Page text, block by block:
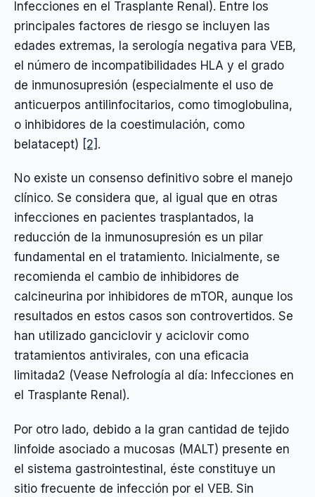
Infecciones en el Trasplante Renal). Entre los
principales factores de riesgo se incluyen las
edades extremas, la serología negativa para VEB,
el número de incompatibilidades HLA y el grado
de inmunosupresión (especialmente el uso de
anticuerpos antilinfocitarios, como timoglobulina,
o inhibidores de la coestimulación, como
belatacept) [2] .
No existe un consenso definitivo sobre el manejo
clínico. Se considera que, al igual que en otras
infecciones en pacientes trasplantados, la
reducción de la inmunosupresión es un pilar
fundamental en el tratamiento. Inicialmente, se
recomienda el cambio de inhibidores de
calcineurina por inhibidores de mTOR, aunque los
resultados en estos casos son controvertidos. Se
han utilizado ganciclovir y aciclovir como
tratamientos antivirales, con una eficacia
limitada2 (Vease Nefrología al día: Infecciones en
el Trasplante Renal).
Por otro lado, debido a la gran cantidad de tejido
linfoide asociado a mucosas (MALT) presente en
el sistema gastrointestinal, éste constituye un
sitio frecuente de infección por el VEB. Sin